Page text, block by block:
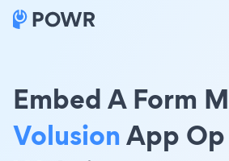
Embed A Form
VolusionApp